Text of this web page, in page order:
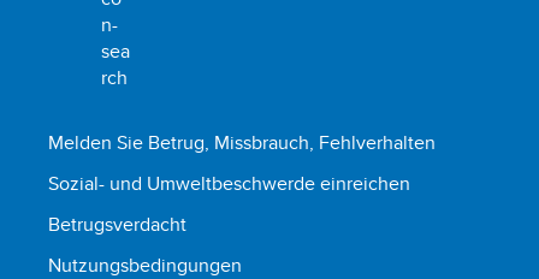
Melden Sie Betrug, Missbrauch, Fehlverhalten
Sozial- und Umweltbeschwerde einreichen
Betrugsverdacht
Nutzungsbedingungen